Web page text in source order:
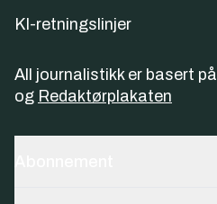
KI-retningslinjer
All journalistikk er basert på
og Redaktørplakaten